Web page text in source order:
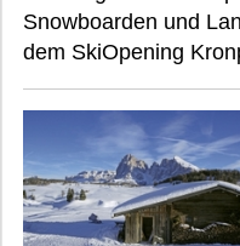
Snowboarden und
dem SkiOpening